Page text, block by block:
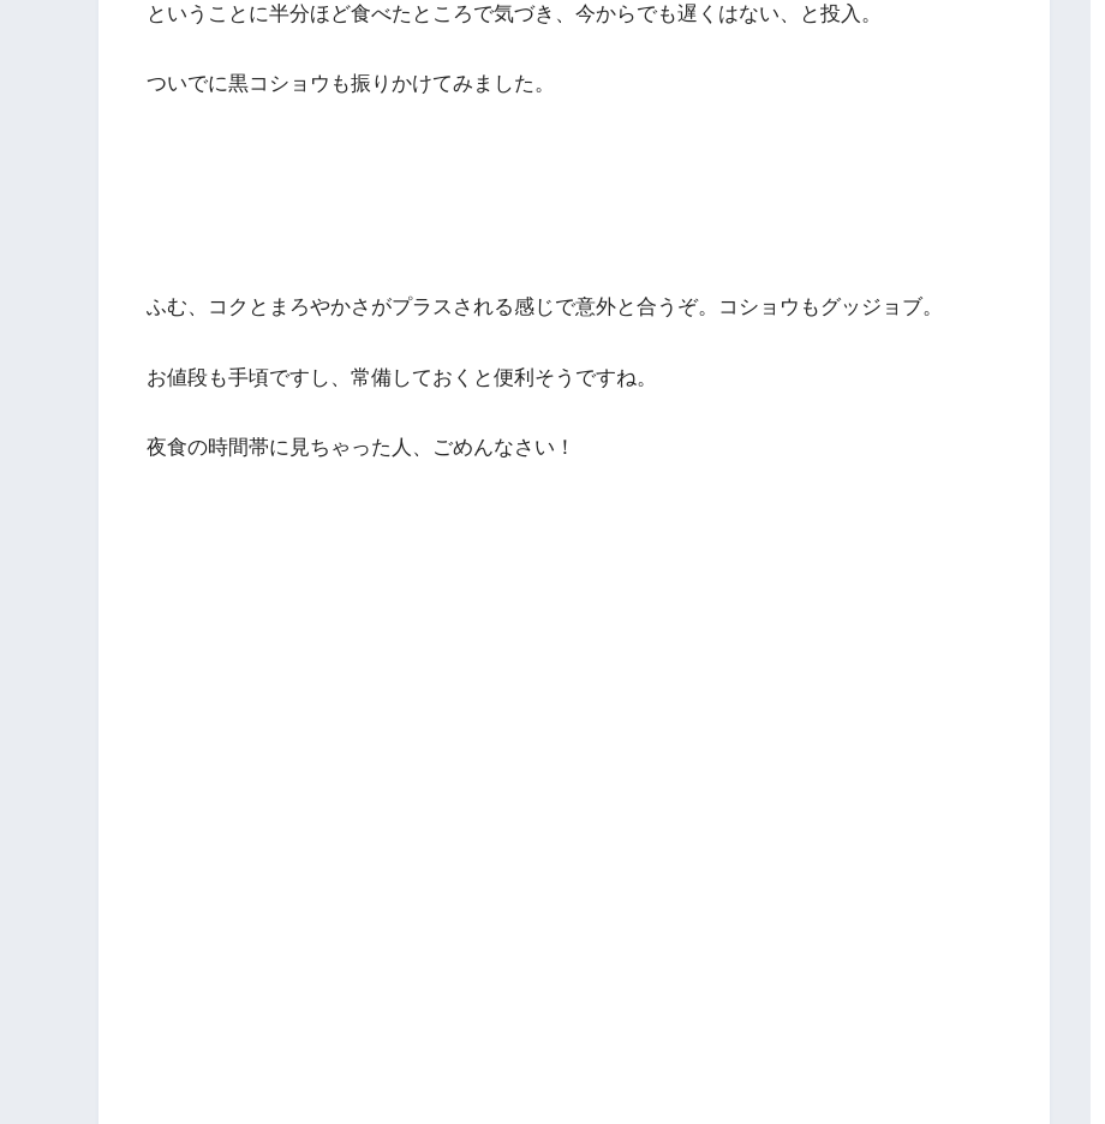
ということに半分ほど食べたところで気づき、今からでも遅くはない、と投入。
ついでに黒コショウも振りかけてみました。
ふむ、コクとまろやかさがプラスされる感じで意外と合うぞ。コショウもグッジョブ。
お値段も手頃ですし、常備しておくと便利そうですね。
夜食の時間帯に見ちゃった人、ごめんなさい！